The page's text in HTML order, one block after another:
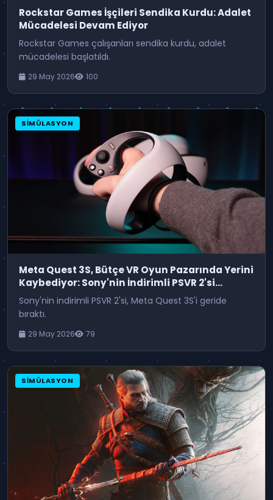
Rockstar Games İşçileri Sendika Kurdu: Adalet
Mücadelesi Devam Ediyor
Rockstar Games çalışanları sendika kurdu, adalet
mücadelesi başlatıldı.
29 May 2026 100
SIMÜLASYON
Meta Quest 3S, Bütçe VR Oyun Pazarında Yerini
Kaybediyor: Sony'nin İndirimli PSVR 2'si
Tükendi
Sony'nin indirimli PSVR 2'si, Meta Quest 3S'i geride
bıraktı.
29 May 2026 79
SIMÜLASYON